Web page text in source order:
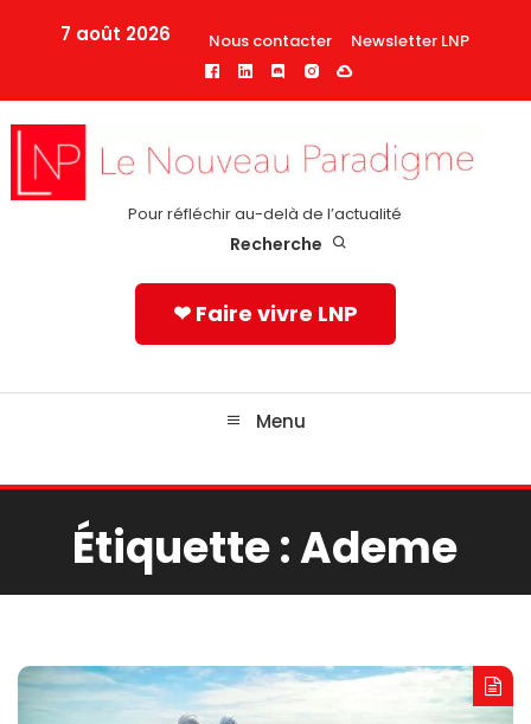
7 août 2026 Nous contacter Newsletter LNP
Pour réfléchir au-delà de l’actualité
Recherche
❤ Faire vivre LNP
Menu
Étiquette :Ademe